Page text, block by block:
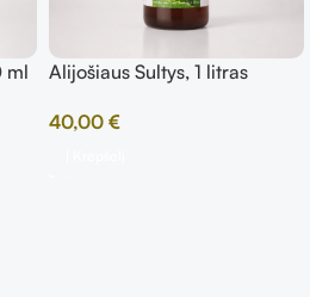
ml Alijošiaus Sultys, 1 litras
40,00 €